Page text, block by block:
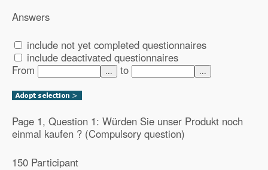
Answers
include not yet completed questionnaires
include deactivated questionnaires
From
... to ...
Page 1, Question 1: Würden Sie unser Produkt noch
einmal kaufen ? (Compulsory question)
150 Participant